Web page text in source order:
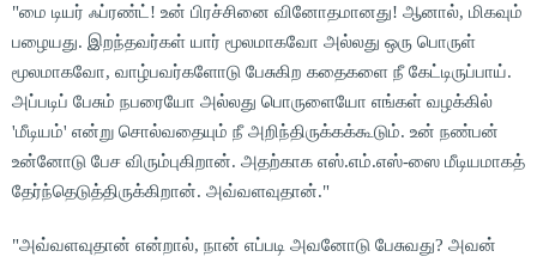
"மை டியர் ஃப்ரண்ட்! உன் பிரச்சினை வினோதமானது! ஆனால், மிகவும்
பழையது. இறந்தவர்கள் யார் மூலமாகவோ அல்லது ஒரு பொருள்
மூலமாகவோ, வாழ்பவர்களோடு பேசுகிற கதைகளை நீ கேட்டிருப்பாய்.
அப்படிப் பேசும் நபரையோ அல்லது பொருளையோ எங்கள் வழக்கில்
'மீடியம்' என்று சொல்வதையும் நீ அறிந்திருக்கக்கூடும். உன் நண்பன்
உன்னோடு பேச விரும்புகிறான். அதற்காக எஸ்.எம்.எஸ்-ஸை மீடியமாகத்
தேர்ந்தெடுத்திருக்கிறான். அவ்வளவுதான்."
"அவ்வளவுதான் என்றால், நான் எப்படி அவனோடு பேசுவது? அவன்